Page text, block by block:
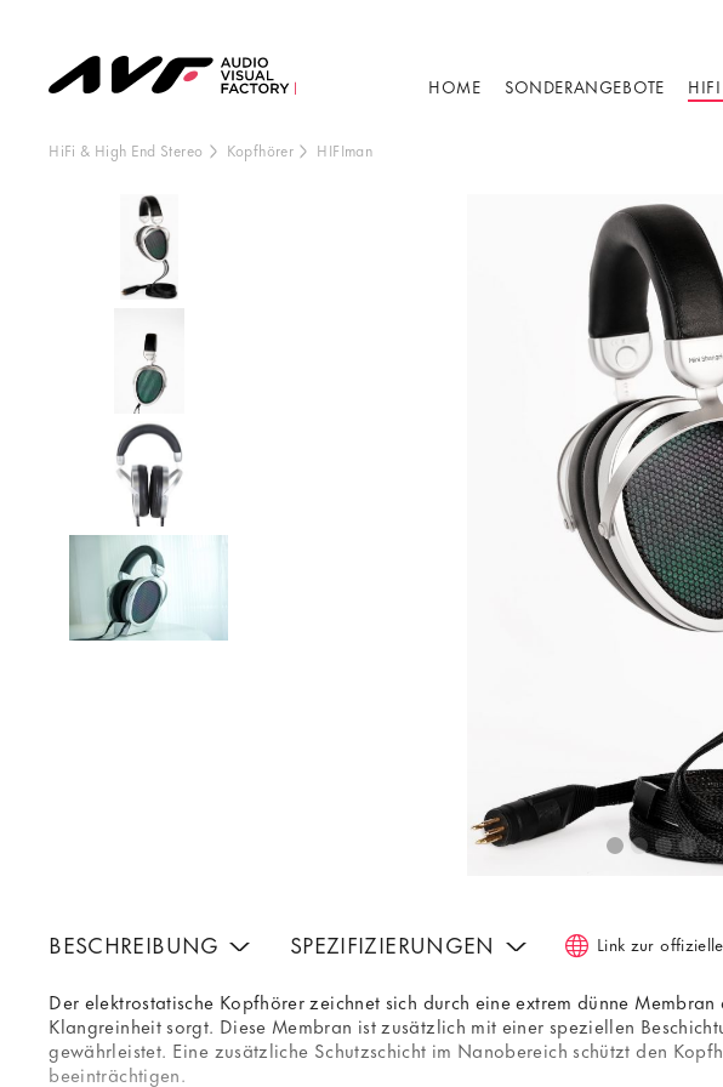
HOME SONDERANGEBOTE HIFI
HiFi & High End Stereo Kopfhörer HIFIman
BESCHREIBUNG
Der elektrostatische Kopfhörer zeichnet sich durch eine extrem dünne
Klangreinheit sorgt. Diese Membran ist zusätzlich mit einer speziellen
gewährleistet. Eine zusätzliche Schutzschicht im Nanobereich schützt den
beeinträchtigen.
SPEZIFIZIERUNGEN Link zur